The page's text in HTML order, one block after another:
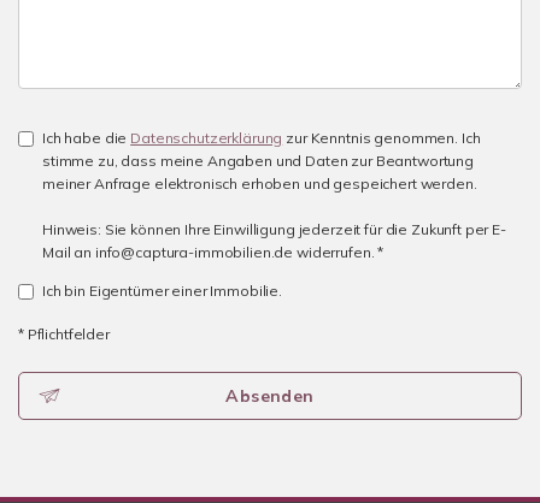
Ich habe die Datenschutzerklärung zur Kenntnis genommen. Ich
stimme zu, dass meine Angaben und Daten zur Beantwortung
meiner Anfrage elektronisch erhoben und gespeichert werden.
Hinweis: Sie können Ihre Einwilligung jederzeit für die Zukunft per E-
Mail an info@captura-immobilien.de widerrufen. *
Ich bin Eigentümer einer Immobilie.
* Pflichtfelder
Absenden